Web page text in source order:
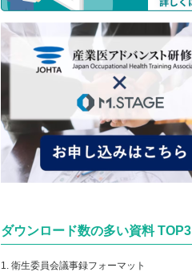
ダウンロード数の多い資料 TOP3
1. 衛生委員会議事録フォーマット